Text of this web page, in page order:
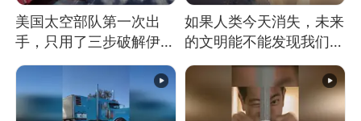
美国太空部队第一次出
手，只用了三步破解伊朗
防空
如果人类今天消失，未来
的文明能不能发现我们存
在过？